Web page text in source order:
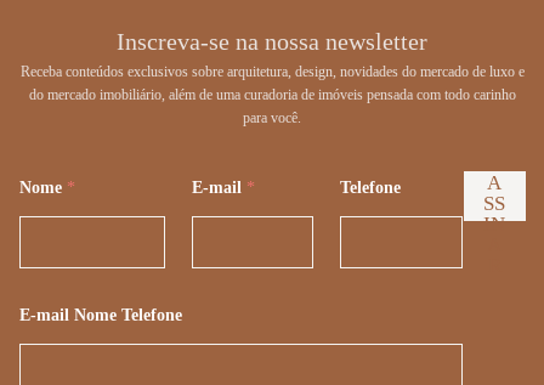
Inscreva-se na nossa newsletter
Receba conteúdos exclusivos sobre arquitetura, design, novidades do mercado de luxo e
do mercado imobiliário, além de uma curadoria de imóveis pensada com todo carinho
para você.
Nome * E-mail * Telefone
E-mail Nome Telefone
A
SS
IN